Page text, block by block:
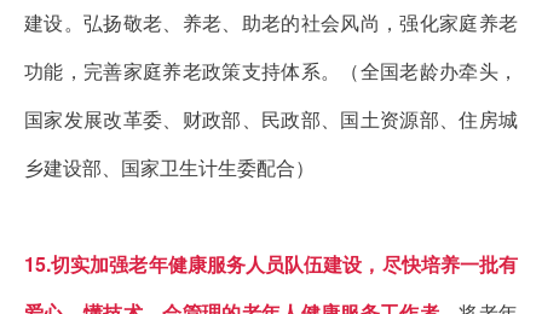
建设。弘扬敬老、养老、助老的社会风尚，强化家庭养老
功能，完善家庭养老政策支持体系。（全国老龄办牵头，
国家发展改革委、财政部、民政部、国土资源部、住房城
乡建设部、国家卫生计生委配合）
15.切实加强老年健康服务人员队伍建设，尽快培养一批有